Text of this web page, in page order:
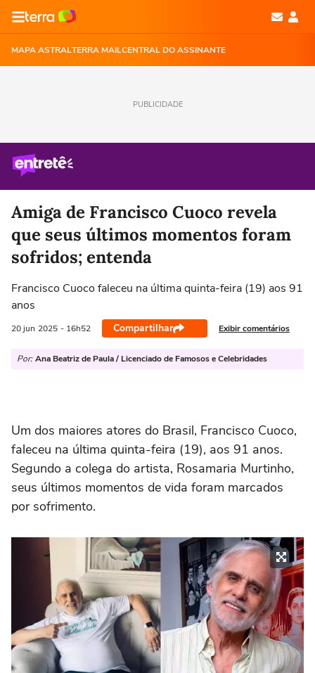
MAPA ASTRALTERRA MAILCENTRAL DO ASSINANTE
PUBLICIDADE
Amiga de Francisco Cuoco revela
que seus últimos momentos foram
sofridos; entenda
Francisco Cuoco faleceu na última quinta-feira (19) aos 91
anos
20 jun 2025 - 16h52 Compartilhar Exibir comentários
Por: Ana Beatriz de Paula / Licenciado de Famosos e Celebridades
Um dos maiores atores do Brasil, Francisco Cuoco,
faleceu na última quinta-feira (19), aos 91 anos.
Segundo a colega do artista, Rosamaria Murtinho,
seus últimos momentos de vida foram marcados
por sofrimento.